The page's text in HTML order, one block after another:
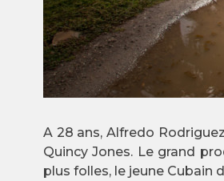
A 28 ans, Alfredo
Quincy Jones. Le grand
plus folles, le jeune Cubain